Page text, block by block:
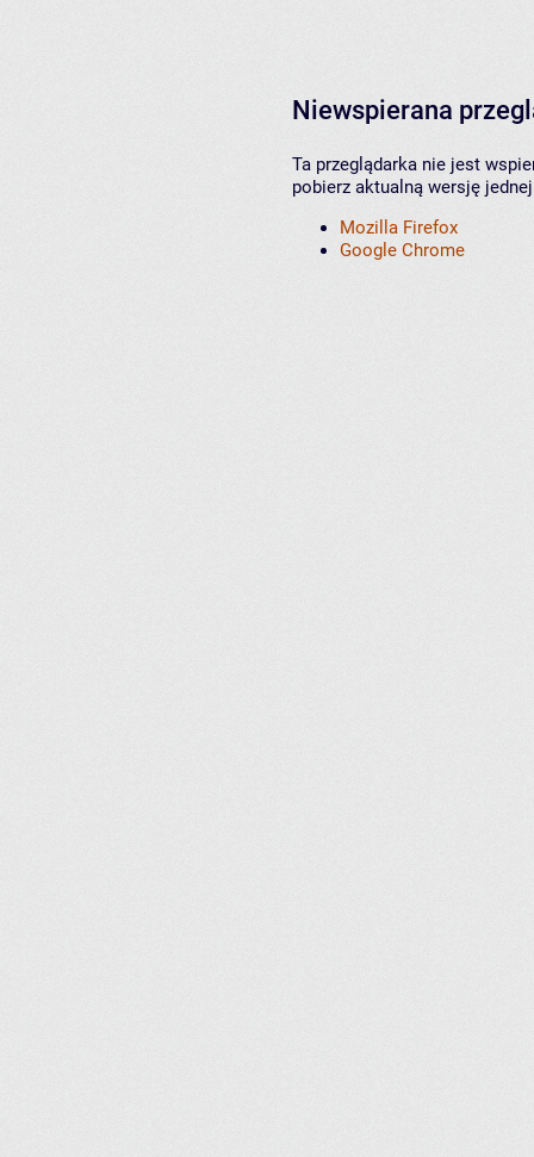
Niewspierana
Ta przeglądarka nie jest
pobierz aktualną wersję
Mozilla Firefox
Google Chrome